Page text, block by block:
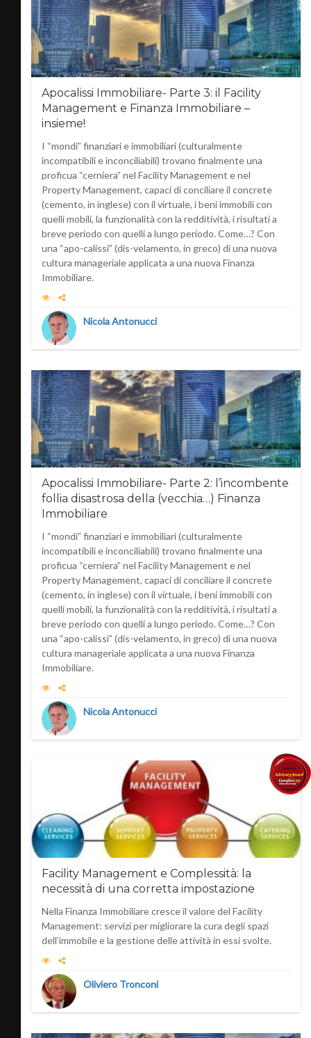
Apocalissi Immobiliare- Parte 3: il Facility
Management e Finanza Immobiliare –
insieme!
I “mondi” finanziari e immobiliari (culturalmente
incompatibili e inconciliabili) trovano finalmente una
proficua “cerniera” nel Facility Management e nel
Property Management, capaci di conciliare il concrete
(cemento, in inglese) con il virtuale, i beni immobili con
quelli mobili, la funzionalità con la redditività, i risultati a
breve periodo con quelli a lungo periodo. Come…? Con
una “apo-calissi” (dis-velamento, in greco) di una nuova
cultura manageriale applicata a una nuova Finanza
Immobiliare.
Nicola Antonucci
Apocalissi Immobiliare- Parte 2: l’incombente
follia disastrosa della (vecchia…) Finanza
Immobiliare
I “mondi” finanziari e immobiliari (culturalmente
incompatibili e inconciliabili) trovano finalmente una
proficua “cerniera” nel Facility Management e nel
Property Management, capaci di conciliare il concrete
(cemento, in inglese) con il virtuale, i beni immobili con
quelli mobili, la funzionalità con la redditività, i risultati a
breve periodo con quelli a lungo periodo. Come…? Con
una “apo-calissi” (dis-velamento, in greco) di una nuova
cultura manageriale applicata a una nuova Finanza
Immobiliare.
Nicola Antonucci
Facility Management e Complessità: la
necessità di una corretta impostazione
Nella Finanza Immobiliare cresce il valore del Facility
Management: servizi per migliorare la cura degli spazi
dell’immobile e la gestione delle attività in essi svolte.
Oliviero Tronconi